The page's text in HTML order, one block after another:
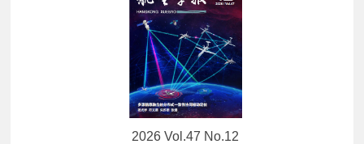
2026 Vol.47 No.12